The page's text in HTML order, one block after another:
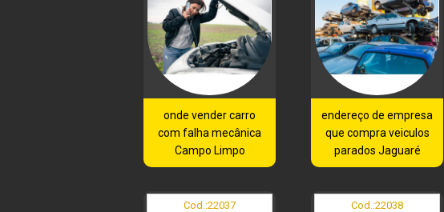
onde vender carro
com falha mecânica
Campo Limpo
endereço de empresa
que compra veiculos
parados Jaguaré
Cod.:22037 Cod.:22038